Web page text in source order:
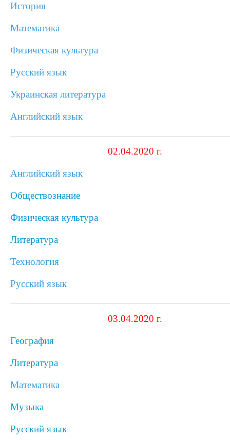
История
Математика
Физическая культура
Русский язык
Украинская литература
Английский язык
02.04.2020 г.
Английский язык
Обществознание
Физическая культура
Литература
Технология
Русский язык
03.04.2020 г.
География
Литература
Математика
Музыка
Русский язык